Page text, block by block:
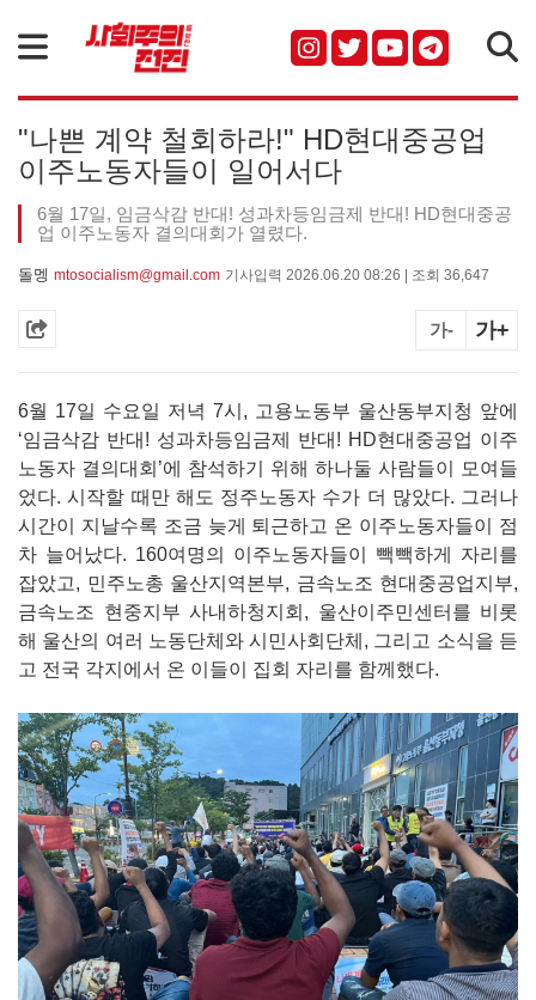
"나쁜 계약 철회하라!" HD현대중공업
이주노동자들이 일어서다
6월 17일, 임금삭감 반대! 성과차등임금제 반대! HD현대중공
업 이주노동자 결의대회가 열렸다.
돌멩 mtosocialism@gmail.com 기사입력 2026.06.20 08:26 | 조회 36,647
가- 가+
6월 17일 수요일 저녁 7시, 고용노동부 울산동부지청 앞에
‘임금삭감 반대! 성과차등임금제 반대! HD현대중공업 이주
노동자 결의대회’에 참석하기 위해 하나둘 사람들이 모여들
었다. 시작할 때만 해도 정주노동자 수가 더 많았다. 그러나
시간이 지날수록 조금 늦게 퇴근하고 온 이주노동자들이 점
차 늘어났다. 160여명의 이주노동자들이 빽빽하게 자리를
잡았고, 민주노총 울산지역본부, 금속노조 현대중공업지부,
금속노조 현중지부 사내하청지회, 울산이주민센터를 비롯
해 울산의 여러 노동단체와 시민사회단체, 그리고 소식을 듣
고 전국 각지에서 온 이들이 집회 자리를 함께했다.